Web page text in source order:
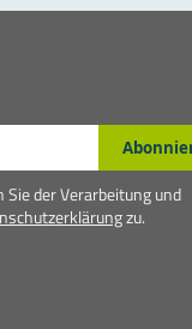
der Verarbeitung und
zu.